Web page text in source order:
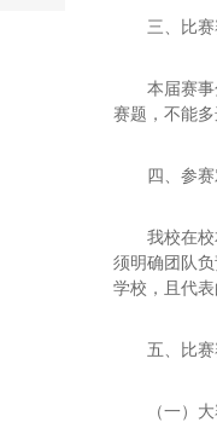
三、比
本届赛
赛题，不能多
四、参
我校在
须明确团队
学校，且代表
五、比赛
（一）